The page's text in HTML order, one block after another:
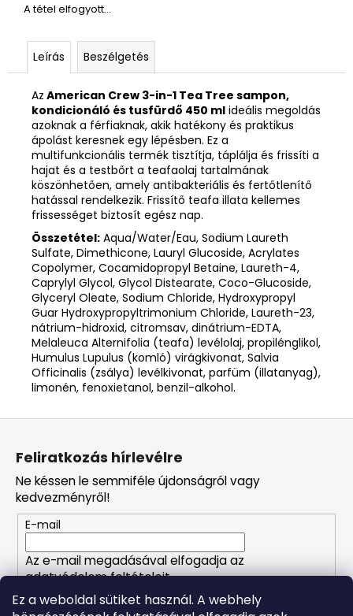
Ez a weboldal sütiket használ. A webhely
A tétel elfogyott…
Leírás Beszélgetés
Az American Crew 3-in-1 Tea Tree sampon,
kondicionáló és tusfürdő 450 ml ideális megoldás
azoknak a férfiaknak, akik hatékony és praktikus
ápolást keresnek egy lépésben. Ez a
multifunkcionális termék tisztítja, táplálja és frissíti a
hajat és a testbőrt a teafaolaj tartalmának
köszönhetően, amely antibakteriális és fertőtlenítő
hatással rendelkezik. Frissítő teafa illata kellemes
frissességet biztosít egész nap.
Összetétel: Aqua/Water/Eau, Sodium Laureth
Sulfate, Dimethicone, Lauryl Glucoside, Acrylates
Copolymer, Cocamidopropyl Betaine, Laureth-4,
Caprylyl Glycol, Glycol Distearate, Coco-Glucoside,
Glyceryl Oleate, Sodium Chloride, Hydroxypropyl
Guar Hydroxypropyltrimonium Chloride, Laureth-23,
nátrium-hidroxid, citromsav, dinátrium-EDTA,
Melaleuca Alternifolia (teafa) levélolaj, propilénglikol,
Humulus Lupulus (komló) virágkivonat, Salvia
Officinalis (zsálya) levélkivonat, parfüm (illatanyag),
limonén, fenoxietanol, benzil-alkohol.
L
Feliratkozás hírlevélre
Ne késsen le semmiféle újdonságról vagy
kedvezményről!
E-mail
Az e-mail megadásával elfogadja az
adatvédelem feltételeit.